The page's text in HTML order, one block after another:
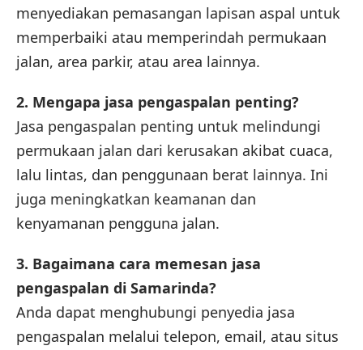
menyediakan pemasangan lapisan aspal untuk
memperbaiki atau memperindah permukaan
jalan, area parkir, atau area lainnya.
2. Mengapa jasa pengaspalan penting?
Jasa pengaspalan penting untuk melindungi
permukaan jalan dari kerusakan akibat cuaca,
lalu lintas, dan penggunaan berat lainnya. Ini
juga meningkatkan keamanan dan
kenyamanan pengguna jalan.
3. Bagaimana cara memesan jasa
pengaspalan di Samarinda?
Anda dapat menghubungi penyedia jasa
pengaspalan melalui telepon, email, atau situs